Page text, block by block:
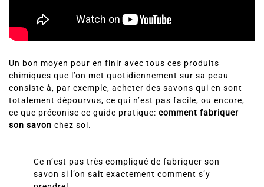
Un bon moyen pour en finir avec tous ces produits
chimiques que l’on met quotidiennement sur sa peau
consiste à, par exemple, acheter des savons qui en sont
totalement dépourvus, ce qui n’est pas facile, ou encore,
ce que préconise ce guide pratique:
comment fabriquer
son savon
chez soi.
Ce n’est pas très compliqué de fabriquer son
savon si l’on sait exactement comment s’y
prendre!